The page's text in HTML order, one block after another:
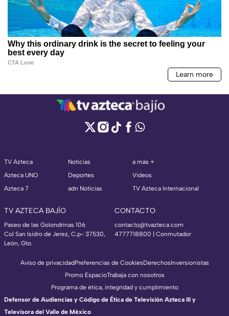
TV Azteca
Azteca UNO
Azteca 7
Noticias
Deportes
adn Noticias
a más +
Videos
TV Azteca Internacional
TV AZTECA BAJÍO
Paseo de las Golondrinas 106
Col San Isidro de Jerez, C.p- 37530,
León, Gto.
CONTACTO
contacto@tvazteca.com
4777718800 | Conmutador
Aviso de privacidadPreferencias de CookiesDerechosInversionistas
Promo EspacioTrabaja con nosotros
Programa de ética, integridad y cumplimiento
Defensor de Audiencias y Código de Ética de Televisión Azteca III y
Televisora del Valle de México